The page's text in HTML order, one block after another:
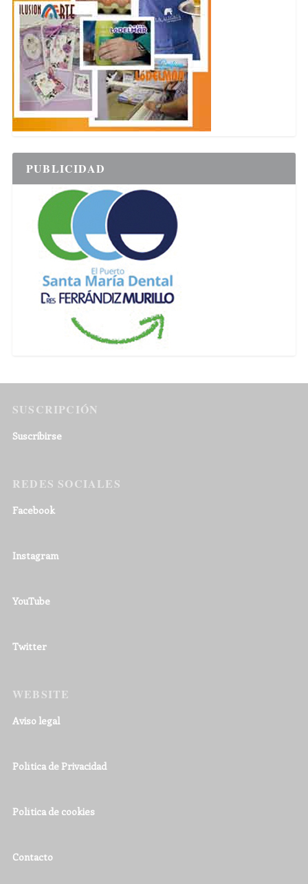
PUBLICIDAD
SUSCRIPCIÓN
Suscribirse
REDES SOCIALES
Facebook
Instagram
YouTube
Twitter
WEBSITE
Aviso legal
Política de Privacidad
Política de cookies
Contacto